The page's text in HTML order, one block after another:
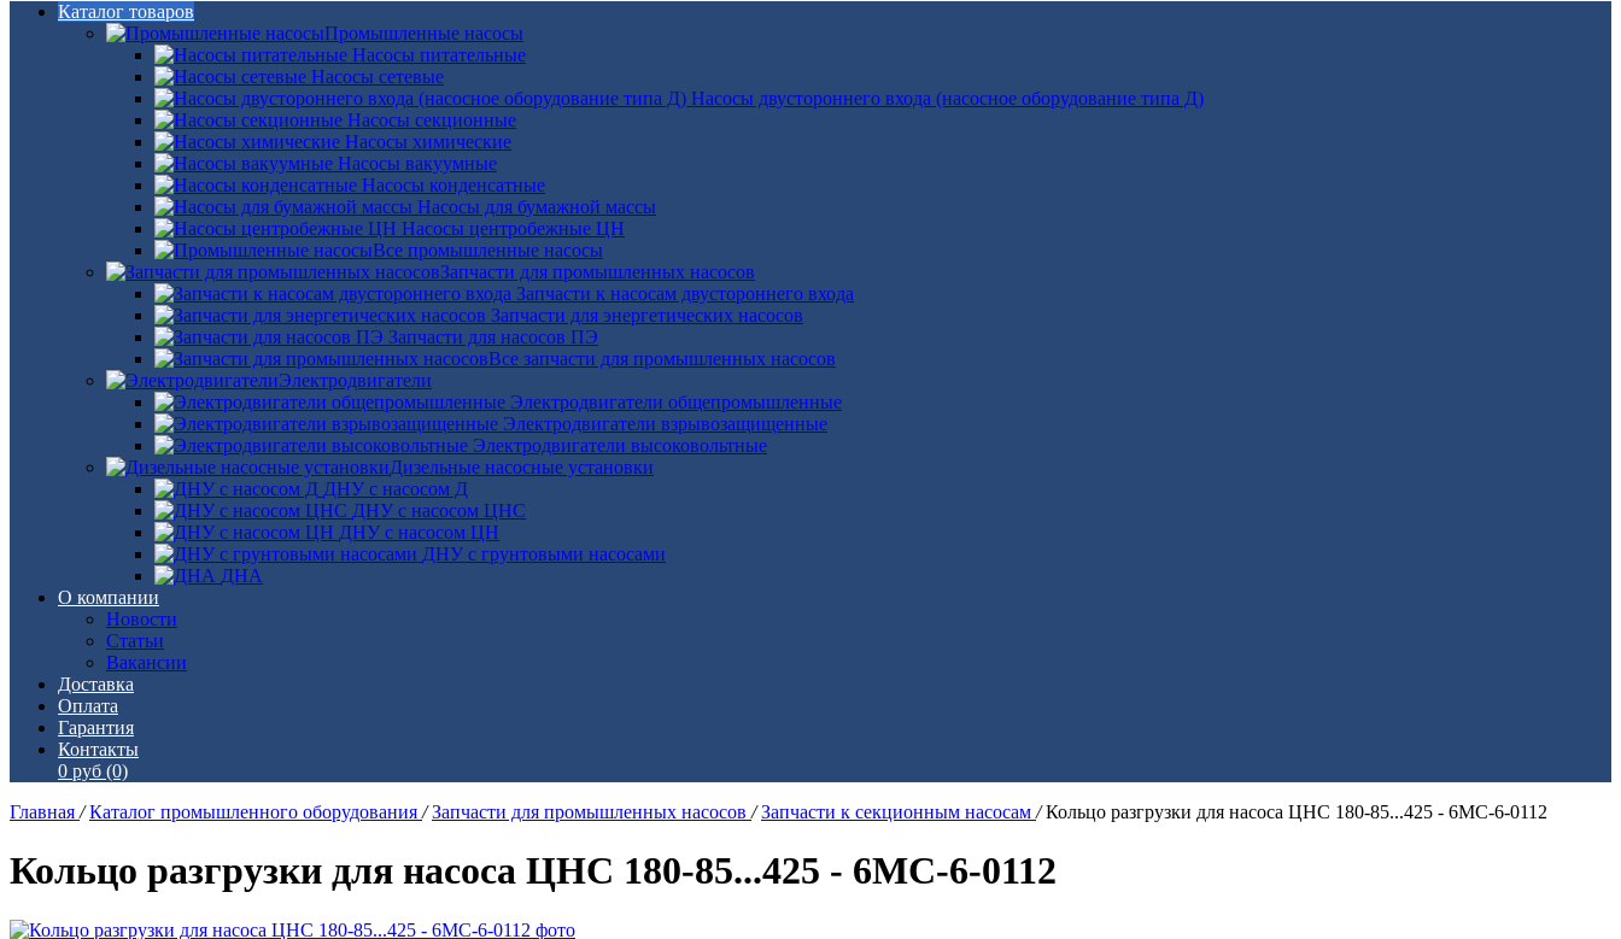
Каталог товаров
Промышленные насосы
Насосы питательные
Насосы сетевые
Насосы двустороннего входа (насосное оборудование типа Д)
Насосы секционные
Насосы химические
Насосы вакуумные
Насосы конденсатные
Насосы для бумажной массы
Насосы центробежные ЦН
Все промышленные насосы
Запчасти для промышленных насосов
Запчасти к насосам двустороннего входа
Запчасти для энергетических насосов
Запчасти для насосов ПЭ
Все запчасти для промышленных насосов
Электродвигатели
Электродвигатели общепромышленные
Электродвигатели взрывозащищенные
Электродвигатели высоковольтные
Дизельные насосные установки
ДНУ с насосом Д
ДНУ с насосом ЦНС
ДНУ с насосом ЦН
ДНУ с грунтовыми насосами
ДНА
О компании
Новости
Статьи
Вакансии
Доставка
Оплата
Гарантия
Контакты
0 руб (0)
Главная / Каталог промышленного оборудования / Запчасти для промышленных насосов / Запчасти к секционным насосам / Кольцо разгрузки для насоса ЦНС 180-85...425 - 6МС-6-0112
Кольцо разгрузки для насоса ЦНС 180-85...425 - 6МС-6-0112